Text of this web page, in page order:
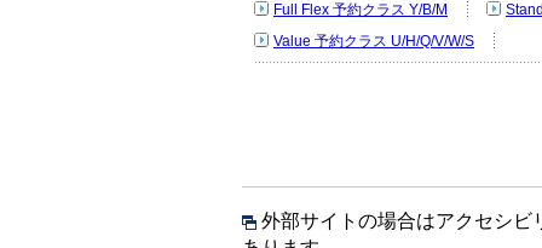
Full Flex 予約クラス Y/B/M
Value 予約クラス U/H/Q/V/W/S
外部サイトの場合はアクセシ